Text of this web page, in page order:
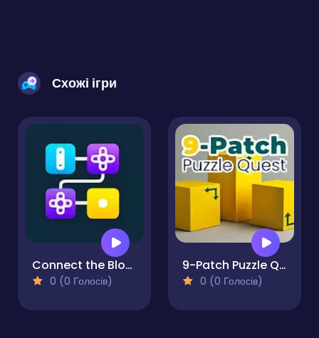
Схожі ігри
Connect the Blocks Mind Grid
0 (0 Голосів)
9-Patch Puzzle Quest
0 (0 Голосів)